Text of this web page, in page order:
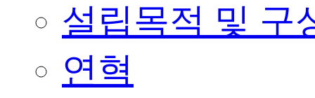
설립목적 및 구
연혁